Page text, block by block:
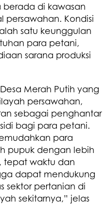
berada di kawasan
Kondisi
satu keunggulan
para petani,
sarana produksi
Merah Putih yang
persawahan,
sebagai penghantar
bagi para petani.
para
pupuk dengan lebih
tepat waktu dan
dapat mendukung
sektor pertanian di
sekitarnya,” jelas